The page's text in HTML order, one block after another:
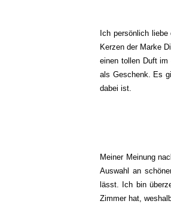
Ich persönlich
Kerzen der Marke
einen tollen Duft
als Geschenk. Es
dabei ist.
Meiner Meinung
Auswahl an
lässt. Ich bin
Zimmer hat,